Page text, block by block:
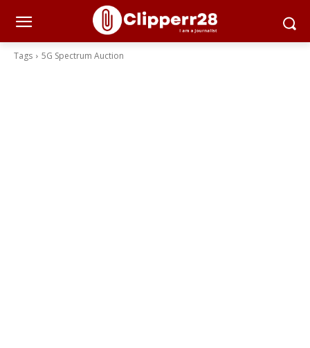
Tags 5G Spectrum Auction